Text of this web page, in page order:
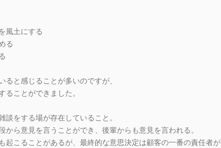
風土にする
る
ると感じることが多いのですが、
ることができました。
談をする場が存在していること。
から意見を言うことができ、後輩からも意見を言われる。
起こることがあるが、最終的な意思決定は顧客の一番の責任者が